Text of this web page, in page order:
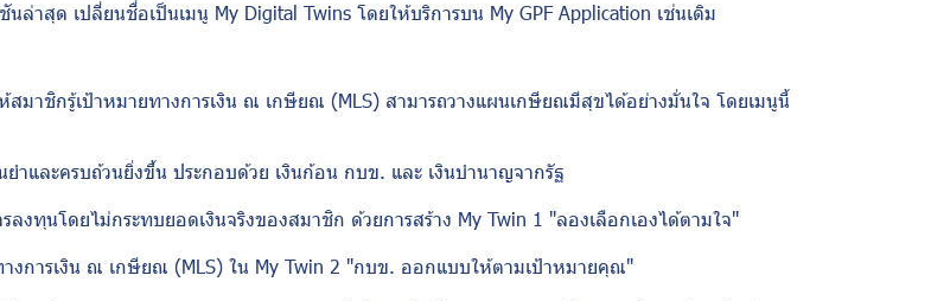
ชันล่าสุด เปลี่ยนชื่อเป็นเมนู My Digital Twins โดยให้บริการบน My GPF Application เช่นเดิม
สมาชิกรู้เป้าหมายทางการเงิน ณ เกษียณ (MLS) สามารถวางแผนเกษียณมีสุขได้อย่างมั่นใจ โดยเมนูนี้
ำและครบถ้วนยิ่งขึ้น ประกอบด้วย เงินก้อน กบข. และ เงินบำนาญจากรัฐ
งทุนโดยไม่กระทบยอดเงินจริงของสมาชิก ด้วยการสร้าง My Twin 1 "ลองเลือกเองได้ตามใจ"
างการเงิน ณ เกษียณ (MLS) ใน My Twin 2 "กบข. ออกแบบให้ตามเป้าหมายคุณ"